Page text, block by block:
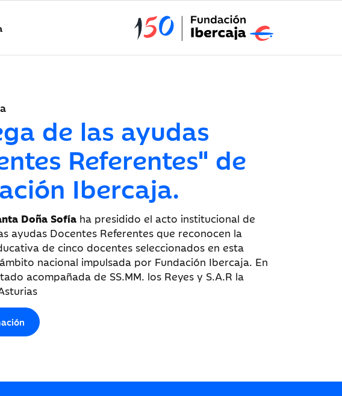
de las ayudas
Referentes" de
Ibercaja.
Doña Sofía ha presidido el acto institucional de
ayudas Docentes Referentes que reconocen la
de cinco docentes seleccionados en esta
nacional impulsada por Fundación Ibercaja. En
acompañada de SS.MM. los Reyes y S.A.R la